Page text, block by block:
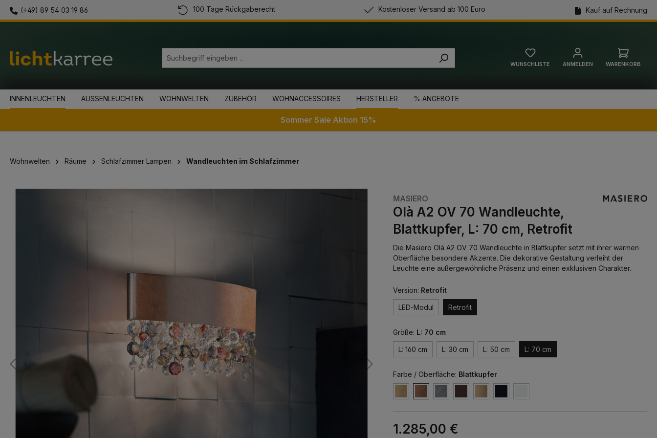
Zur Hauptnavigation springen
(+49) 89 54 03 19 86 100 Tage Rückgaberecht Kostenloser Versand ab 100 Euro Kauf auf Rechnung
WUNSCHLISTE ANMELDEN WARENKORB
INNENLEUCHTEN
AUSSENLEUCHTEN WOHNWELTEN ZUBEHÖR WOHNACCESSOIRES HERSTELLER % ANGEBOTE
Sommer Sale Aktion 15%
Wohnwelten Räume Schlafzimmer Lampen Wandleuchten im Schlafzimmer
MASIERO
Olà A2 OV 70 Wandleuchte,
Blattkupfer, L: 70 cm, Retrofit
Die Masiero Olà A2 OV 70 Wandleuchte in Blattkupfer setzt mit ihrer warmen
Oberfläche besondere Akzente. Die dekorative Gestaltung verleiht der
Leuchte eine außergewöhnliche Präsenz und einen exklusiven Charakter.
Version: Retrofit
LED-Modul Retrofit
Größe: L: 70 cm
L: 160 cm L: 30 cm L: 50 cm L: 70 cm
Farbe / Oberfläche: Blattkupfer
1.285,00 €